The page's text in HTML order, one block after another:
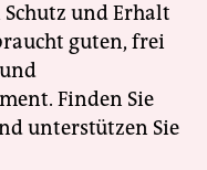
und Erhalt
guten, frei
Finden Sie
unterstützen Sie